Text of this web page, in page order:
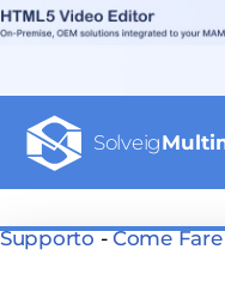
Solveig
Supporto-Come